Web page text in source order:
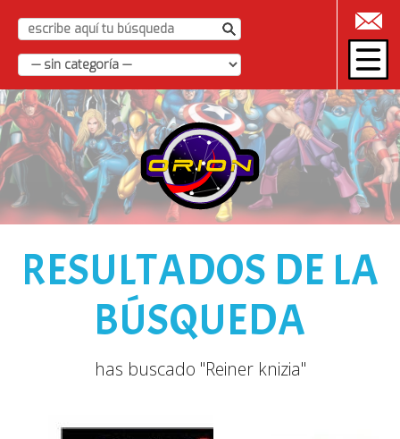
|
RESULTADOS DE LA
BÚSQUEDA
has buscado "Reiner knizia"